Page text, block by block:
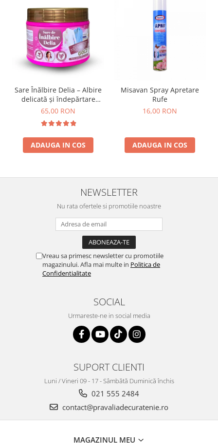
Sare Înălbire Delia – Albire
delicată și îndepărtare
eficientă a petelor 500 g
65,00 RON
ADAUGA IN COS
Misavan Spray Apretare
Rufe
16,00 RON
ADAUGA IN COS
NEWSLETTER
Nu rata ofertele si promotiile noastre
Vreau sa primesc newsletter cu promotiile
magazinului. Afla mai multe in Politica de
Confidentialitate
SOCIAL
Urmareste-ne in social media
SUPORT CLIENTI
Luni / Vineri 09 - 17 - Sâmbătă Duminică închis
021 555 2484
contact@pravaliadecuratenie.ro
MAGAZINUL MEU